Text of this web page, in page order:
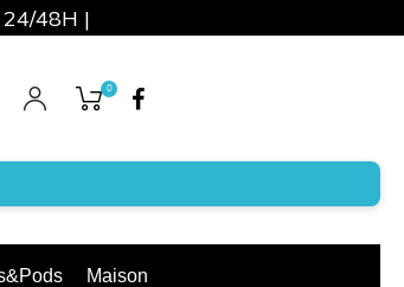
0
Maison
48H |